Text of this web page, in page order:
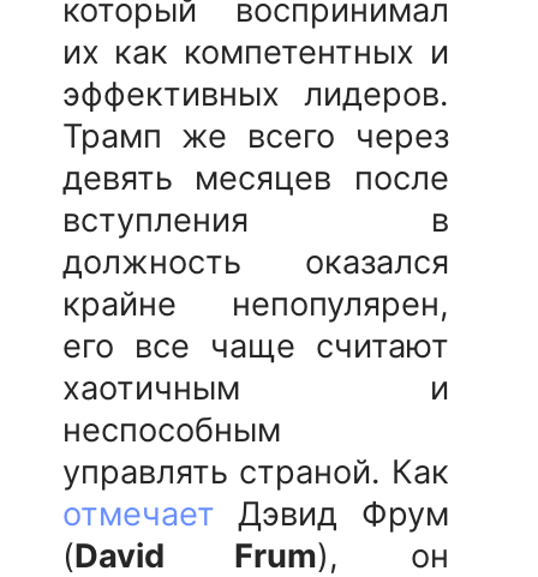
который воспринимал
их как компетентных и
эффективных лидеров.
Трамп же всего через
девять месяцев после
вступления в
должность оказался
крайне непопулярен,
его все чаще считают
хаотичным и
неспособным
управлять страной. Как
отмечаетДэвид Фрум
(David Frum), он